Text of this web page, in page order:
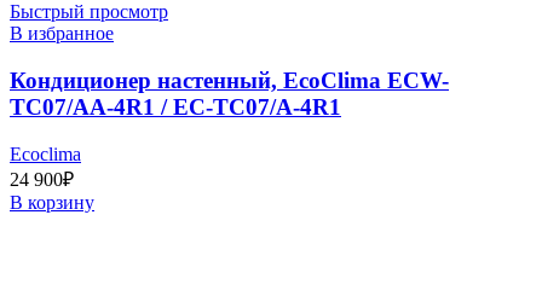
Быстрый просмотр
В избранное
Кондиционер настенный, EcoClima ECW-
TC07/AA-4R1 / EC-TC07/A-4R1
Ecoclima
24 900₽
В корзину